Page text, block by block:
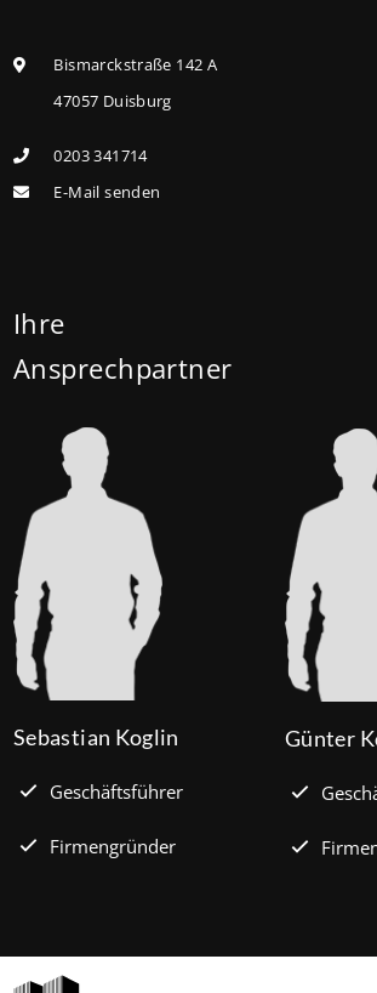
höheren Kreditbetrag bei der KfW
Familien mit einem Kind steigt der
Euro, für Familien mit zwei Kindern auf
(vorher: 125.000 Euro) und für Familien
Heute liegt der Zinssatz für ein Darlehen
Prozent effektiv. (mehr …)
Bismarckstraße 142 A
47057 Duisburg
0203 341714
E-Mail senden
Ihre
Ansprechpartner
Sebastian Koglin
Geschäftsführer
Firmengründer
Günter